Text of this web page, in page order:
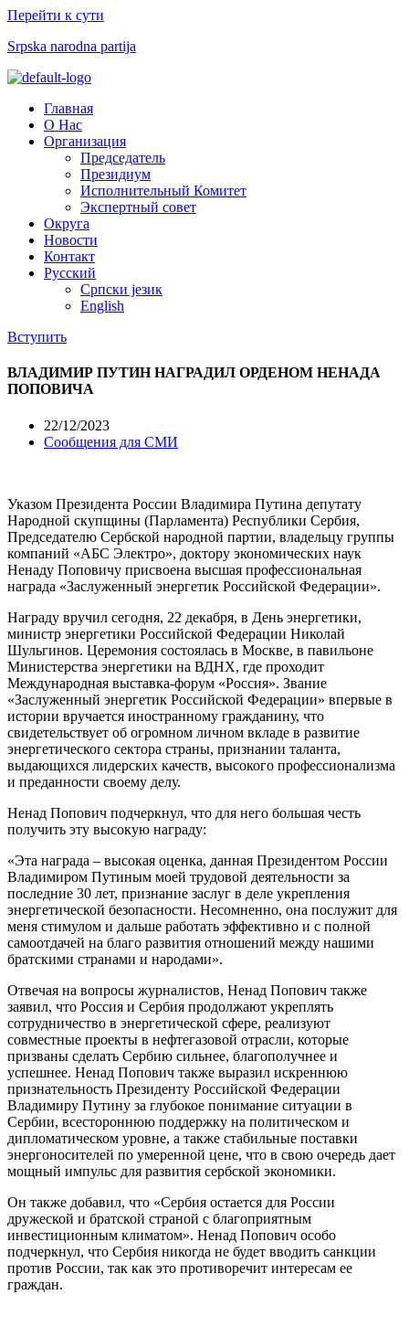
Перейти к сути
Srpska narodna partija
МенюГлавная
О Нас
Организация
Председатель
Президиум
Исполнительный Комитет
Экспертный совет​
Округа
Новости
Контакт
Русский
Српски језик
English
Вступить
ВЛАДИМИР ПУТИН НАГРАДИЛ ОРДЕНОМ НЕНАДА
ПОПОВИЧА
22/12/2023
Сообщения для СМИ
Указом Президента России Владимира Путина депутату
Народной скупщины (Парламента) Республики Сербия,
Председателю Сербской народной партии, владельцу группы
компаний «АБС Электро», доктору экономических наук
Ненаду Поповичу присвоена высшая профессиональная
награда «Заслуженный энергетик Российской Федерации».
Награду вручил сегодня, 22 декабря, в День энергетики,
министр энергетики Российской Федерации Николай
Шульгинов. Церемония состоялась в Москве, в павильоне
Министерства энергетики на ВДНХ, где проходит
Международная выставка-форум «Россия». Звание
«Заслуженный энергетик Российской Федерации» впервые в
истории вручается иностранному гражданину, что
свидетельствует об огромном личном вкладе в развитие
энергетического сектора страны, признании таланта,
выдающихся лидерских качеств, высокого профессионализма
и преданности своему делу.
Ненад Попович подчеркнул, что для него большая честь
получить эту высокую награду:
«Эта награда – высокая оценка, данная Президентом России
Владимиром Путиным моей трудовой деятельности за
последние 30 лет, признание заслуг в деле укрепления
энергетической безопасности. Несомненно, она послужит для
меня стимулом и дальше работать эффективно и с полной
самоотдачей на благо развития отношений между нашими
братскими странами и народами».
Отвечая на вопросы журналистов, Ненад Попович также
заявил, что Россия и Сербия продолжают укреплять
сотрудничество в энергетической сфере, реализуют
совместные проекты в нефтегазовой отрасли, которые
призваны сделать Сербию сильнее, благополучнее и
успешнее. Ненад Попович также выразил искреннюю
признательность Президенту Российской Федерации
Владимиру Путину за глубокое понимание ситуации в
Сербии, всестороннюю поддержку на политическом и
дипломатическом уровне, а также стабильные поставки
энергоносителей по умеренной цене, что в свою очередь дает
мощный импульс для развития сербской экономики.
Он также добавил, что «Сербия остается для России
дружеской и братской страной с благоприятным
инвестиционным климатом». Ненад Попович особо
подчеркнул, что Сербия никогда не будет вводить санкции
против России, так как это противоречит интересам ее
граждан.